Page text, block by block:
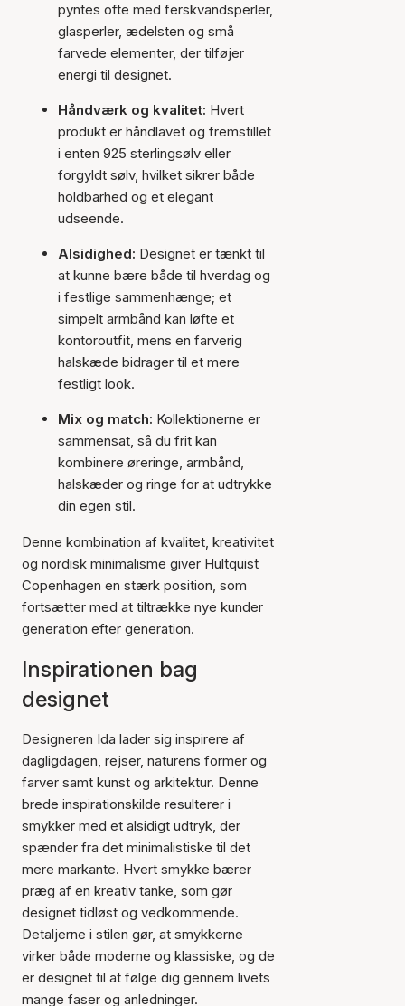
pyntes ofte med ferskvandsperler,
glasperler, ædelsten og små
farvede elementer, der tilføjer
energi til designet.
Håndværk og kvalitet: Hvert
produkt er håndlavet og fremstillet
i enten 925 sterlingsølv eller
forgyldt sølv, hvilket sikrer både
holdbarhed og et elegant
udseende.
Alsidighed: Designet er tænkt til
at kunne bære både til hverdag og
i festlige sammenhænge; et
simpelt armbånd kan løfte et
kontoroutfit, mens en farverig
halskæde bidrager til et mere
festligt look.
Mix og match: Kollektionerne er
sammensat, så du frit kan
kombinere øreringe, armbånd,
halskæder og ringe for at udtrykke
din egen stil.
Denne kombination af kvalitet, kreativitet
og nordisk minimalisme giver Hultquist
Copenhagen en stærk position, som
fortsætter med at tiltrække nye kunder
generation efter generation.
Inspirationen bag
designet
Designeren Ida lader sig inspirere af
dagligdagen, rejser, naturens former og
farver samt kunst og arkitektur. Denne
brede inspirationskilde resulterer i
smykker med et alsidigt udtryk, der
spænder fra det minimalistiske til det
mere markante. Hvert smykke bærer
præg af en kreativ tanke, som gør
designet tidløst og vedkommende.
Detaljerne i stilen gør, at smykkerne
virker både moderne og klassiske, og de
er designet til at følge dig gennem livets
mange faser og anledninger.